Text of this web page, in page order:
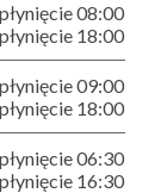
08:00
18:00
09:00
18:00
06:30
16:30